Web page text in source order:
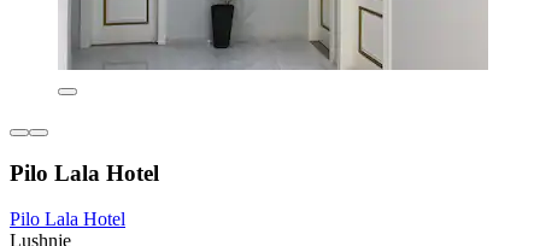
Pilo Lala Hotel
Pilo Lala Hotel
Lushnje